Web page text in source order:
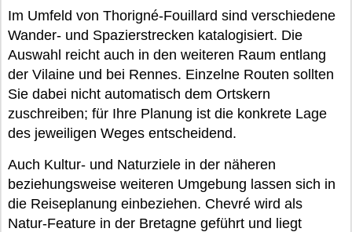
Im Umfeld von Thorigné-Fouillard sind verschiedene
Wander- und Spazierstrecken katalogisiert. Die
Auswahl reicht auch in den weiteren Raum entlang
der Vilaine und bei Rennes. Einzelne Routen sollten
Sie dabei nicht automatisch dem Ortskern
zuschreiben; für Ihre Planung ist die konkrete Lage
des jeweiligen Weges entscheidend.
Auch Kultur- und Naturziele in der näheren
beziehungsweise weiteren Umgebung lassen sich in
die Reiseplanung einbeziehen. Chevré wird als
Natur-Feature in der Bretagne geführt und liegt